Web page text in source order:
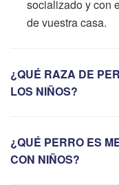
socializado y con
de vuestra casa.
¿QUÉ RAZA DE
LOS NIÑOS?
¿QUÉ PERRO ES
CON NIÑOS?